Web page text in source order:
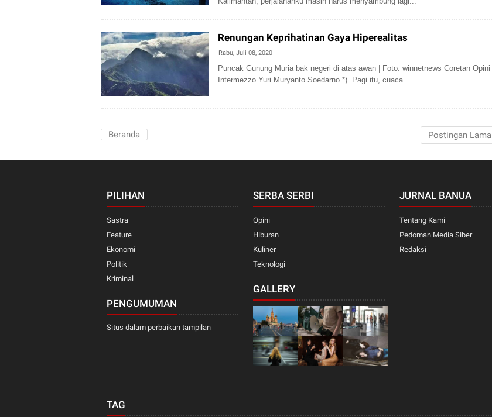
Renungan Keprihatinan Gaya Hiperealitas
Rabu, Juli 08, 2020
Puncak Gunung Muria bak negeri di atas awan | Foto: winnetnews Coretan Opini
Intermezzo Yuri Muryanto Soedarno *). Pagi itu, cuaca...
Postingan Lama
Beranda
PILIHAN
Sastra
Feature
Ekonomi
Politik
Kriminal
PENGUMUMAN
Situs dalam perbaikan tampilan
SERBA SERBI
Opini
Hiburan
Kuliner
Teknologi
GALLERY
JURNAL BANUA
Tentang Kami
Pedoman Media Siber
Redaksi
TAG